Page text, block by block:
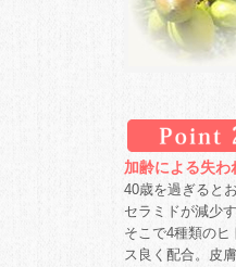
加齢による失
40歳を過ぎると
セラミドが減少
そこで4種類の
ス良く配合。皮